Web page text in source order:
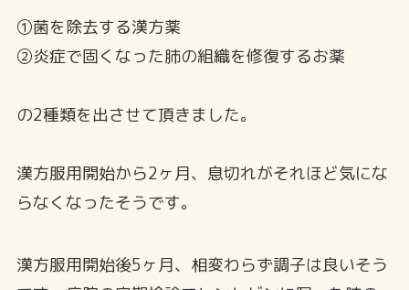
①菌を除去する漢方薬
②炎症で固くなった肺の組織を修復するお薬
の2種類を出させて頂きました。
漢方服用開始から2ヶ月、息切れがそれほど気にな
らなくなったそうです。
漢方服用開始後5ヶ月、相変わらず調子は良いそう